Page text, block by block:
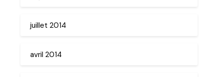
juillet 2014
avril 2014